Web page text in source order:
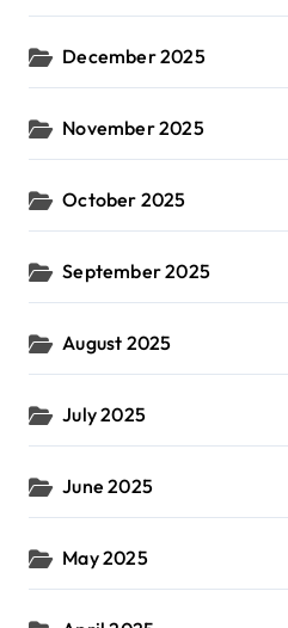
December 2025
November 2025
October 2025
September 2025
August 2025
July 2025
June 2025
May 2025